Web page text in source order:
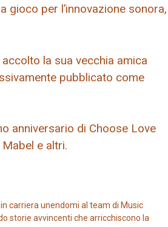
per l’innovazione sonora,
la sua vecchia amica
pubblicato come
anniversario di Choose Love
e altri.
carriera unendomi al team di Music
storie avvincenti che arricchiscono la